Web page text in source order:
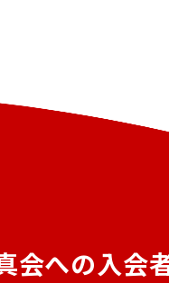
会への入会